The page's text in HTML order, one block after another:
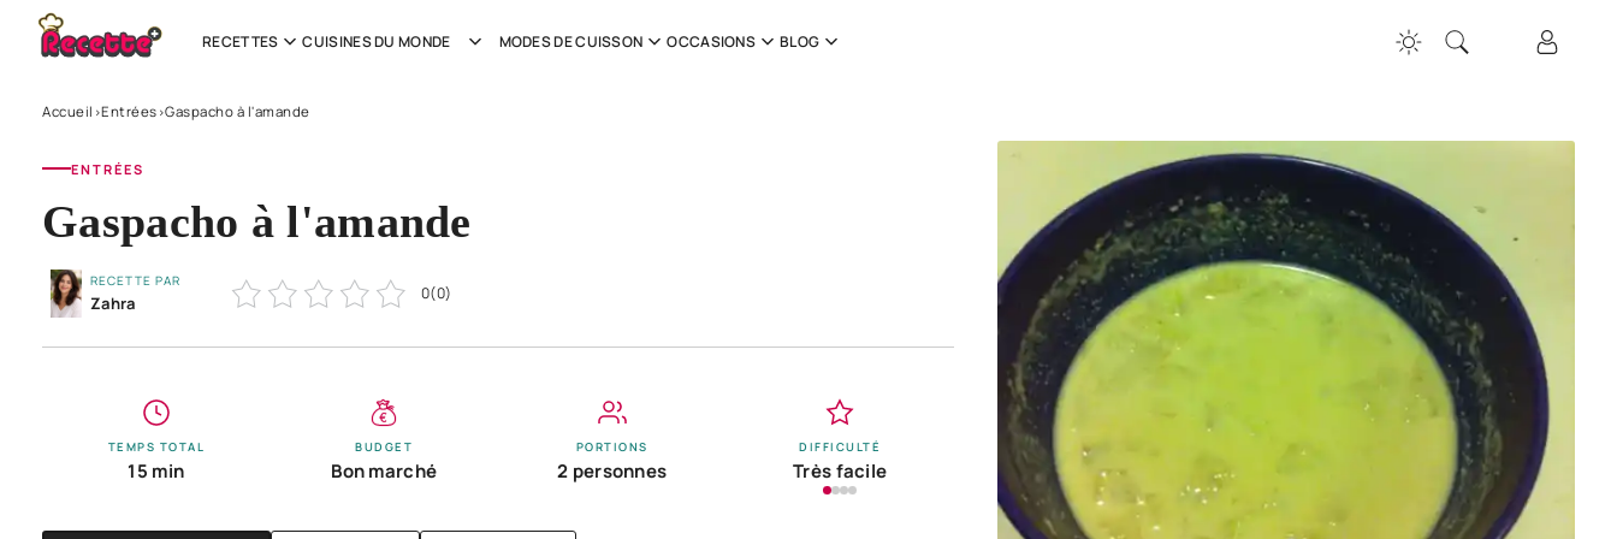
RECETTES CUISINES DU MONDE MODES DE CUISSON OCCASIONS BLOG
Accueil ›Entrées ›Gaspacho à l'amande
ENTRÉES
Gaspacho à l'amande
RECETTE PAR
Zahra 0(0)
TEMPS TOTAL
15 min
BUDGET
Bon marché
PORTIONS
2 personnes
DIFFICULTÉ
Très facile